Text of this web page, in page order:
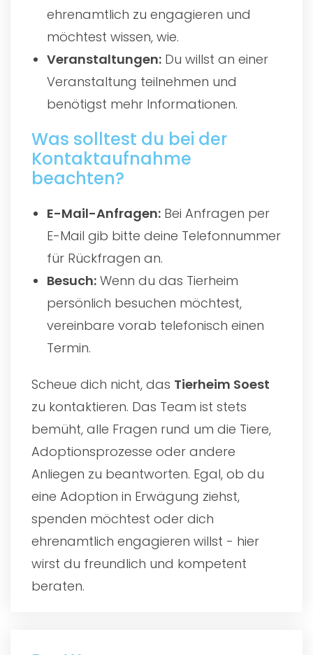
ehrenamtlich zu engagieren und
möchtest wissen, wie.
Veranstaltungen: Du willst an einer
Veranstaltung teilnehmen und
benötigst mehr Informationen.
Was solltest du bei der
Kontaktaufnahme
beachten?
E-Mail-Anfragen: Bei Anfragen per
E-Mail gib bitte deine Telefonnummer
für Rückfragen an.
Besuch: Wenn du das Tierheim
persönlich besuchen möchtest,
vereinbare vorab telefonisch einen
Termin.
Scheue dich nicht, das Tierheim Soest
zu kontaktieren. Das Team ist stets
bemüht, alle Fragen rund um die Tiere,
Adoptionsprozesse oder andere
Anliegen zu beantworten. Egal, ob du
eine Adoption in Erwägung ziehst,
spenden möchtest oder dich
ehrenamtlich engagieren willst - hier
wirst du freundlich und kompetent
beraten.